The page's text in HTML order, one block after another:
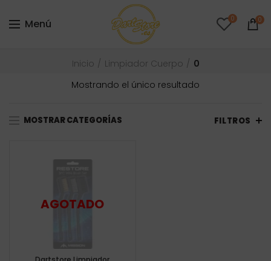
Menú 0 0
Inicio Limpiador Cuerpo
0
Mostrando el único resultado
MOSTRAR CATEGORÍAS FILTROS